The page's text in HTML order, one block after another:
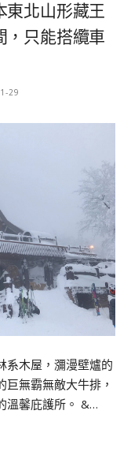
東北山形藏王
，只能搭纜車
29
系木屋，瀰漫壁爐的
無霸無敵大牛排，
溫馨庇護所。 &…